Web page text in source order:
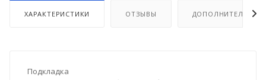
ХАРАКТЕРИСТИКИ ОТЗЫВЫ ДОПОЛНИТЕЛЬНО
Подкладка